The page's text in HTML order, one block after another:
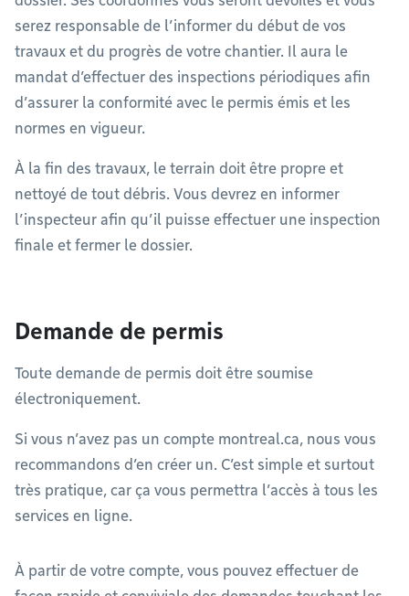
serez responsable de l’informer du début de vos
travaux et du progrès de votre chantier. Il aura le
mandat d’effectuer des inspections périodiques afin
d’assurer la conformité avec le permis émis et les
normes en vigueur.
À la fin des travaux, le terrain doit être propre et
nettoyé de tout débris. Vous devrez en informer
l’inspecteur afin qu’il puisse effectuer une inspection
finale et fermer le dossier.
Demande de permis
Toute demande de permis doit être soumise
électroniquement.
Si vous n’avez pas un compte montreal.ca, nous vous
recommandons d’en créer un. C’est simple et surtout
très pratique, car ça vous permettra l’accès à tous les
services en ligne.
À partir de votre compte, vous pouvez effectuer de